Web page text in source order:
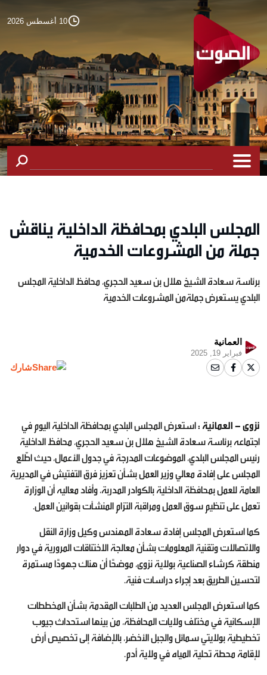
10 أغسطس 2026
المجلس البلدي بمحافظة الداخلية يناقش
جملة من المشروعات الخدمية
برئاسة سعادة الشيخ هلال بن سعيد الحجري، محافظ الداخلية المجلس
البلدي يستعرض جملةمن المشروعات الخدمية
العمانية
فبراير 19, 2025
شارك
نزوى - العمانية :استعرض المجلس البلدي بمحافظة الداخلية اليوم في
اجتماعه برئاسة سعادة الشيخ هلال بن سعيد الحجري، محافظ الداخلية
رئيس المجلس البلدي، الموضوعات المدرجة في جدول الأعمال، حيث اطّلع
المجلس على إفادة معالي وزير العمل بشأن تعزيز فرق التفتيش في المديرية
العامة للعمل بمحافظة الداخلية بالكوادر المدربة، وأفاد معاليه أن الوزارة
تعمل على تنظيم سوق العمل ومراقبة التزام المنشآت بقوانين العمل.
كما استعرض المجلس إفادة سعادة المهندس وكيل وزارة النقل
والاتصالات وتقنية المعلومات بشأن معالجة الاختناقات المرورية في دوار
منطقة كرشاء الصناعية بولاية نزوى، موضحًا أن هناك جهودًا مستمرة
لتحسين الطريق بعد إجراء دراسات فنية.
كما استعرض المجلس العديد من الطلبات المقدمة بشأن المخططات
الإسكانية في مختلف ولايات المحافظة، من بينها استحداث جيوب
تخطيطية بولايتي سمائل والجبل الأخضر، بالإضافة إلى تخصيص أرض
لإقامة محطة تحلية المياه في ولاية أدم.